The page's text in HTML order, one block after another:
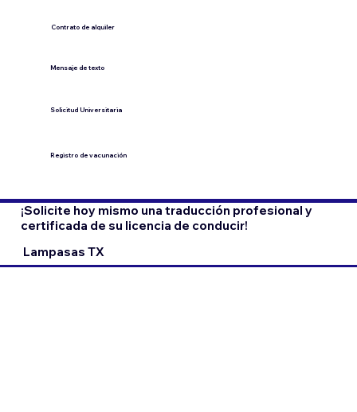
Contrato de alquiler
​Mensaje de texto
​Solicitud Universitaria
Registro de vacunación
¡Solicite hoy mismo una traducción profesional y
certificada de su licencia de conducir!
Lampasas TX